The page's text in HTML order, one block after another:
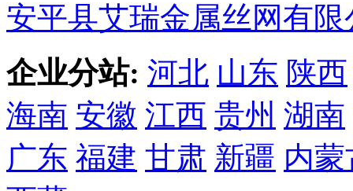
安平县艾瑞金属丝网有限
企业分站: 河北 山东 陕西
海南 安徽 江西 贵州 湖南
广东 福建 甘肃 新疆 内蒙